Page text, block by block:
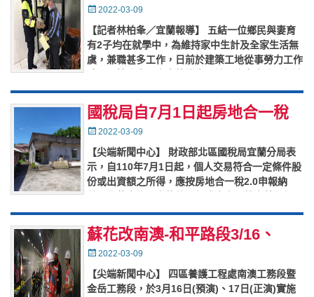
羅東警勤區發現困苦民眾-主動
關懷並通報社福救助
Posted
2022-03-09
【記者林柏夆／宜蘭報導】 五結一位鄉民與妻育
有2子均在就學中，為維持家中生計及全家生活無
虞，兼職甚多工作，日前於建築工地從事勞力工作
支柱，頓時家中失去經濟收…
國稅局自7月1日起房地合一稅
2.0個人交易特定股權之認定標
準~
Posted
2022-03-09
【尖端新聞中心】 財政部北區國稅局宜蘭分局表
示，自110年7月1日起，個人交易符合一定條件股
份或出資額之所得，應按房地合一稅2.0申報納
確，財政部於111年…
蘇花改南澳-和平路段3/16、
3/17聯防救災演練道路管制封閉
Posted
2022-03-09
【尖端新聞中心】 四區養護工程處南澳工務段暨
金岳工務段，於3月16日(預演)、17日(正演)實施